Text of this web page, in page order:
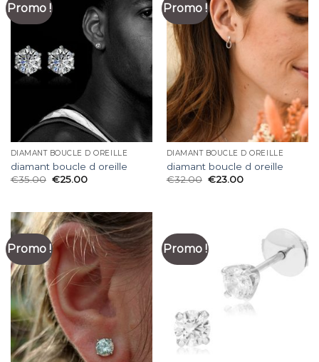
Promo !
DIAMANT BOUCLE D OREILLE
diamant boucle d oreille
€35.00 €25.00
Promo !
DIAMANT BOUCLE D OREILLE
diamant boucle d oreille
€32.00 €23.00
Promo ! Promo !